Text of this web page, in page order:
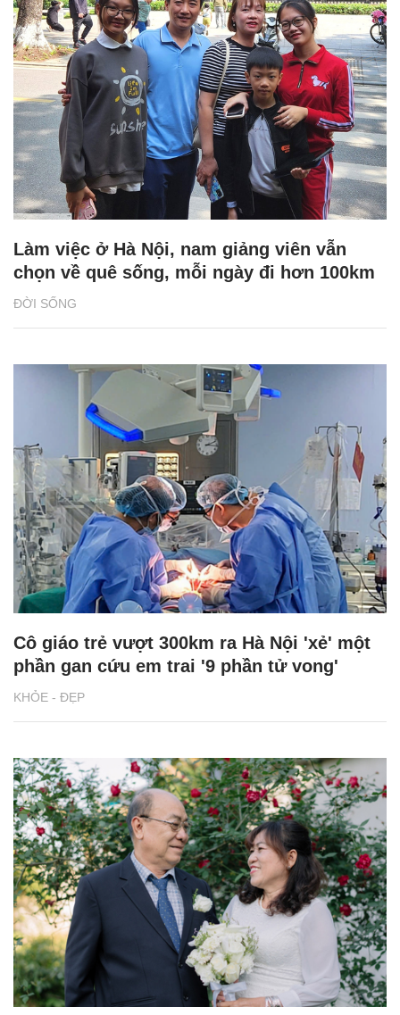
ĐỜI SỐNG
Làm việc ở Hà Nội, nam giảng viên vẫn
chọn về quê sống, mỗi ngày đi hơn 100km
KHỎE - ĐẸP
Cô giáo trẻ vượt 300km ra Hà Nội 'xẻ' một
phần gan cứu em trai '9 phần tử vong'